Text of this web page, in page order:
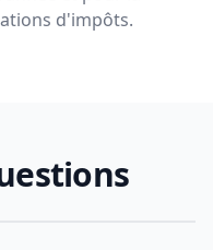
d'impôts.